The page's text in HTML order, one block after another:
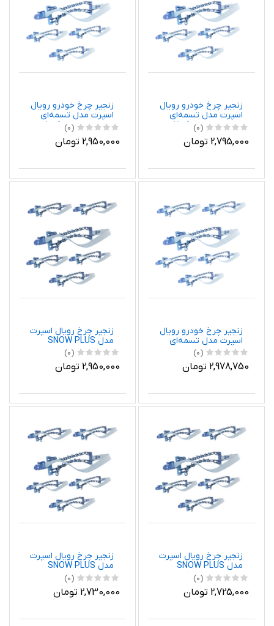
زنجیر چرخ خودرو رویال
اسپرت مدل تسمه‌ای
اکسلنت بسته 6 عددی
(0)
2,795,000 تومان
زنجیر چرخ خودرو رویال
اسپرت مدل تسمه‌ای
مناسب برای تیگو 5
بسته 6 عددی
(0)
2,950,000 تومان
زنجیر چرخ خودرو رویال
اسپرت مدل تسمه‌ای
بسته 6 عددی
(0)
2,978,750 تومان
زنجیر چرخ رویال اسپرت
مدل SNOW PLUS
مناسب برای تویوتا
فورچنر بسته 6 عددی
(0)
2,950,000 تومان
زنجیر چرخ رویال اسپرت
مدل SNOW PLUS
مناسب برای پیکان بسته
(0)
2,725,000 تومان
زنجیر چرخ رویال اسپرت
مدل SNOW PLUS
مناسب برای تویوتا
آریون بسته 6 عددی
(0)
2,730,000 تومان